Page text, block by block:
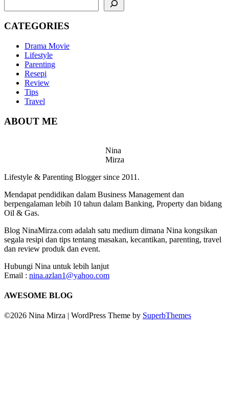
CATEGORIES
Drama Movie
Lifestyle
Parenting
Resepi
Review
Tips
Travel
ABOUT ME
Nina
Mirza
Lifestyle & Parenting Blogger since 2011.
Mendapat pendidikan dalam Business Management dan
berpengalaman lebih 10 tahun dalam Banking, Property dan bidang
Oil & Gas.
Blog NinaMirza.com adalah satu medium dimana Nina kongsikan
segala resipi dan tips tentang masakan, kecantikan, parenting, travel
dan review produk dan event.
Hubungi Nina untuk lebih lanjut
Email : nina.azlan1@yahoo.com
AWESOME BLOG
©2026 Nina Mirza | WordPress Theme by SuperbThemes